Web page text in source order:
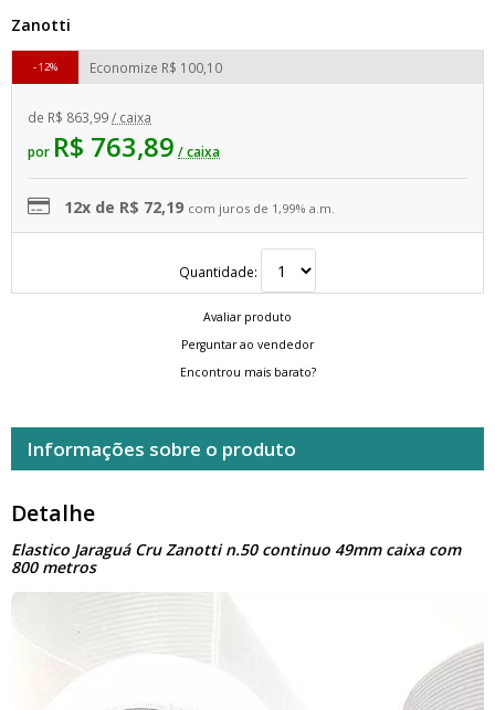
Zanotti
de R$ 863,99/ caixa
por R$ 763,89 / caixa
Economize R$ 100,10
12%
12x de R$ 72,19 com juros de 1,99% a.m.
Quantidade:
Avaliar produto
Perguntar ao vendedor
Encontrou mais barato?
Informações sobre o produto
Detalhe
Elastico Jaraguá Cru Zanotti n.50 continuo 49mm caixa com
800 metros